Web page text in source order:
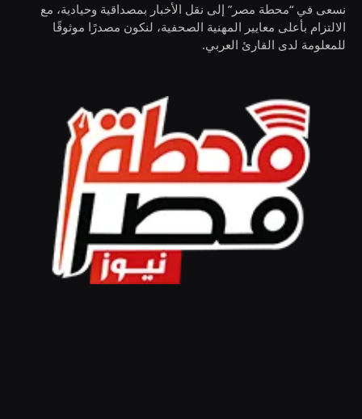
نسعى في “محطة مصر” إلى نقل الأخبار بمصداقية وحيادية، مع
الالتزام بأعلى معايير المهنية الصحفية، لنكون مصدرًا موثوقًا
للمعلومة لدى القارئ العربي.